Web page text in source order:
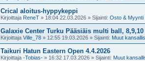
Crical aloitus-hyppykeppi
Kirjoittaja ReneT » 18:04 22.03.2026 » Sijainti: Osto & Myynti
Galaxie Center Turku Pääsiäis multi ball, 8,9,10
Kirjoittaja Ville_78 » 12:55 19.03.2026 » Sijainti: Muut
Taikuri Hatun Eastern Open 4.4.2026
Kirjoittaja -Tobias- » 16:32 17.03.2026 » Sijainti: Muut